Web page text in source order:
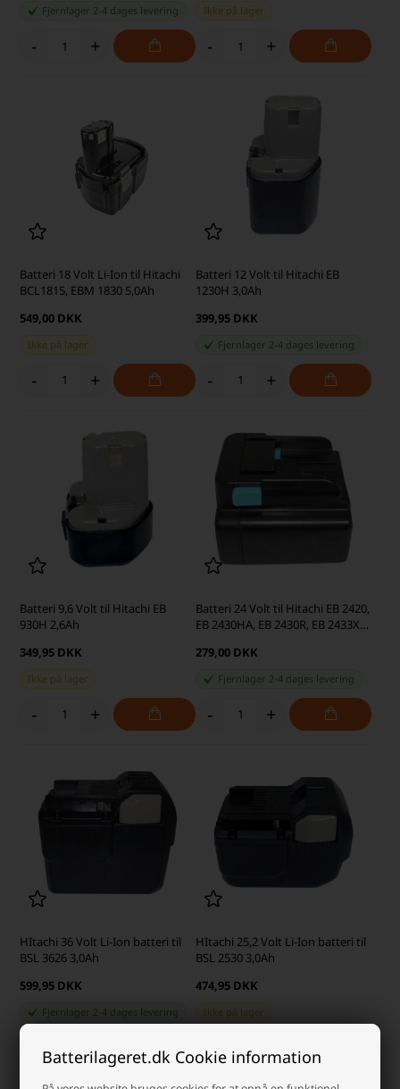
Batterilageret.dk Cookie information
Fjernlager 2-4 dages levering
- +
Ikke på lager
- +
Batteri 18 Volt Li-Ion til Hitachi
BCL1815, EBM 1830 5,0Ah
549,00 DKK
Ikke på lager
- +
Batteri 12 Volt til Hitachi EB
1230H 3,0Ah
399,95 DKK
Fjernlager 2-4 dages levering
- +
Batteri 9,6 Volt til Hitachi EB
930H 2,6Ah
349,95 DKK
Ikke på lager
- +
Batteri 24 Volt til Hitachi EB 2420,
EB 2430HA, EB 2430R, EB 2433X
279,00 DKK
Fjernlager 2-4 dages levering
- +
HItachi 36 Volt Li-Ion batteri til
BSL 3626 3,0Ah
599,95 DKK
Fjernlager 2-4 dages levering
+
HItachi 25,2 Volt Li-Ion batteri til
BSL 2530 3,0Ah
474,95 DKK
Ikke på lager
-